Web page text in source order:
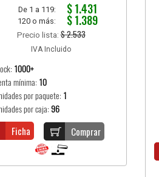
De 1 a 119: $ 1.431
120 o más: $ 1.389
Precio lista:$ 2.533
IVA Incluido
1000+
mínima: 10
por paquete: 1
por caja:96
Comprar
Ficha